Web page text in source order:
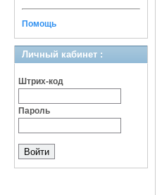
Помощь
Личный кабинет :
Штрих-код
Пароль